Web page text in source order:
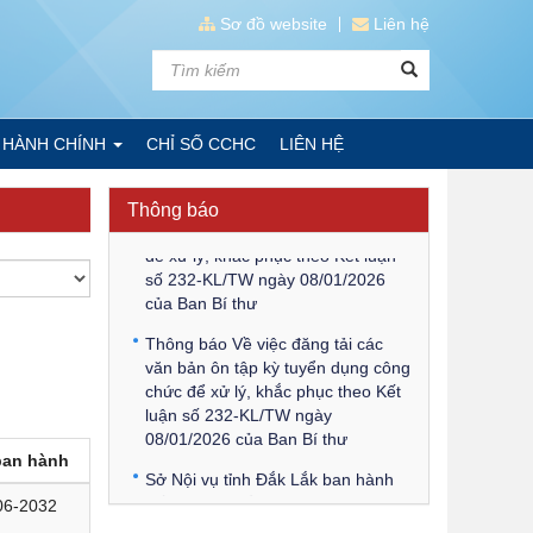
Liên hệ
Sơ đồ website
CHÍNH CHỈ SỐ CCHC LIÊN HỆ
hành
2032
Thông báo
tiếp nhận vào làm công chức tỉnh
Thông báo Về việc triệu tập thí
sinh tham gia thi tuyển công chức
số 232-KL/TW ngày 08/01/2026
của Ban Bí thư
Thông báo Về việc đăng tải các
văn bản ôn tập kỳ tuyển dụng công
chức để xử lý, khắc phục theo Kết
luận số 232-KL/TW ngày
08/01/2026 của Ban Bí thư
Sở Nội vụ tỉnh Đắk Lắk ban hành